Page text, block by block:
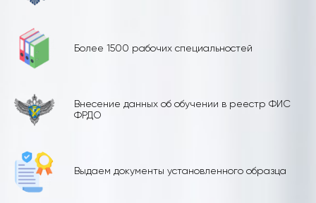
Более 1500 рабочих специальностей
Внесение данных об обучении в реестр ФИС
ФРДО
Выдаем документы установленного образца